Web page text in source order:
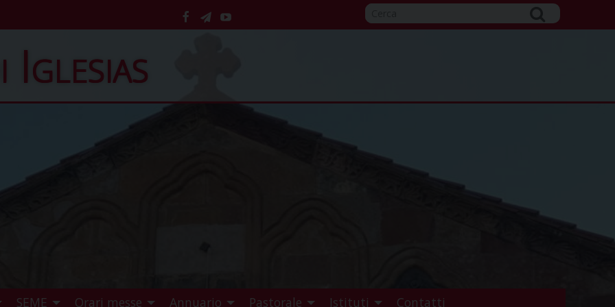
facebook
telegram
YouTube
Iglesias
SEME Orari messe Annuario Pastorale Istituti Contatti